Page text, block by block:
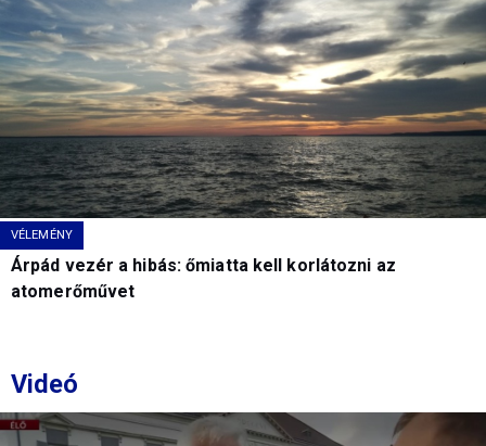
VÉLEMÉNY
Árpád vezér a hibás: őmiatta kell korlátozni az
atomerőművet
Videó